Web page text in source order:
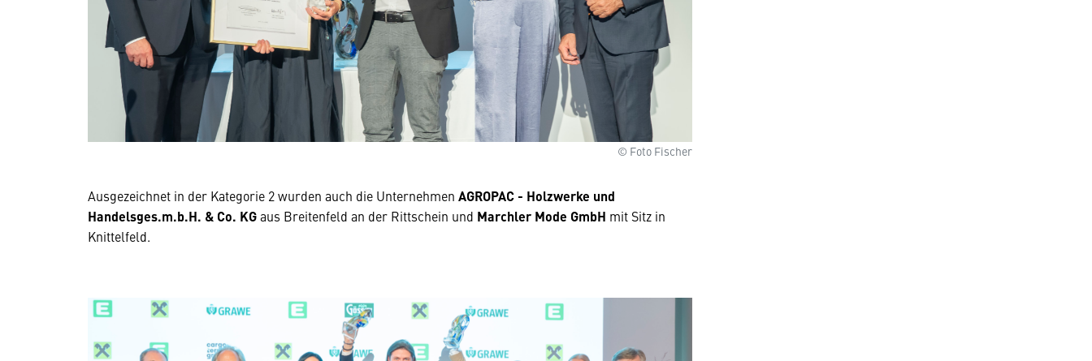
© Foto Fischer
Ausgezeichnet in der Kategorie 2 wurden auch die Unternehmen AGROPAC - Holzwerke und
Handelsges.m.b.H. & Co. KGaus Breitenfeld an der Rittschein und Marchler Mode GmbH mit Sitz in
Knittelfeld.